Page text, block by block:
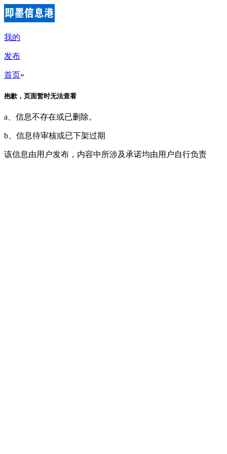
我的
发布
首页»
抱歉，页面暂时无法查看
a、信息不存在或已删除。
b、信息待审核或已下架过期
该信息由用户发布，内容中所涉及承诺均由用户自行负责